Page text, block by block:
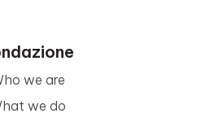
we are
we do